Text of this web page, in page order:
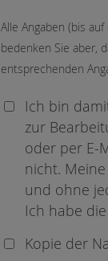
Alle Angaben (bis
bedenken Sie aber,
entsprechenden
Ich bin
zur
oder per E-
nicht.
und ohne
Ich habe die
Kopie der